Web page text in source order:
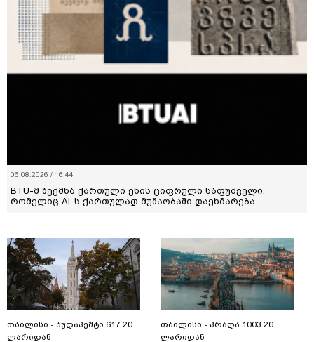
06.08.2026 / 16:44
BTU-მ შექმნა ქართული ენის ციფრული საფუძველი,
რომელიც AI-ს ქართულად მუშაობაში დაეხმარება
თბილისი - ბუდაპეშტი 617.20
ლარიდან
თბილისი - პრაღა 1003.20
ლარიდან